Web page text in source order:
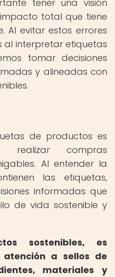
tener una visión
total que tiene
Al evitar estos errores
al interpretar etiquetas
tomar decisiones
y alineadas con
de productos es
realizar compras
Al entender la
las etiquetas,
informadas que
de vida sostenible y
sostenibles, es
a sellos de
materiales y